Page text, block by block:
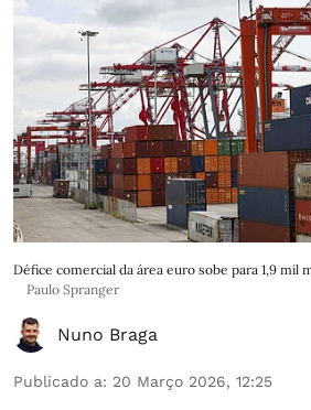
Défice comercial da área euro sobe para 1,9 mil
Paulo Spranger
Nuno Braga
Publicado a: 20 Março 2026, 12:25